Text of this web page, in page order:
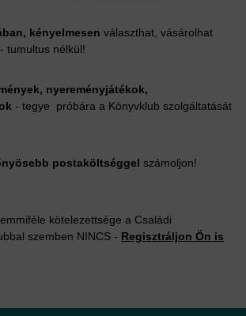
kényelmesen választhat, vásárolhat
tumultus nélkül!
nyereményjátékok,
- tegye próbára a Könyvklub szolgáltatását
postaköltséggel számoljon!
kötelezettsége a Családi
szemben NINCS - Regisztráljon Ön is